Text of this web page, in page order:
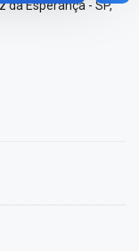
da Esperança - SP,